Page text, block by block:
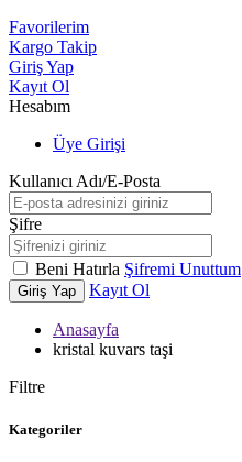
Favorilerim
Kargo Takip
Giriş Yap
Kayıt Ol
Hesabım
Üye Girişi
Kullanıcı Adı/E-Posta
Şifre
Beni Hatırla Şifremi Unuttum
Giriş Yap Kayıt Ol
Anasayfa
kristal kuvars taşi
Filtre
Kategoriler